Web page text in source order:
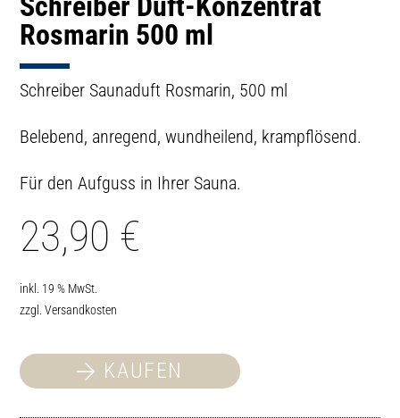
Rosmarin 500 ml
Schreiber Saunaduft Rosmarin, 500 ml
Belebend, anregend, wundheilend, krampflösend.
Für den Aufguss in Ihrer Sauna.
23,90 €
inkl. 19 % MwSt.
zzgl.Versandkosten
KAUFEN